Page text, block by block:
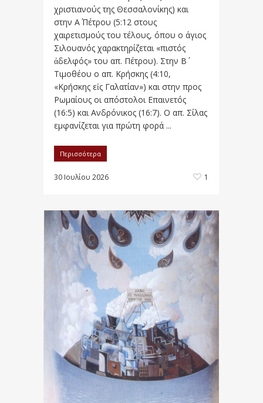
χριστιανούς της Θεσσαλονίκης) και
στην Α΄ Πέτρου (5:12 στους
χαιρετισμούς του τέλους, όπου ο άγιος
Σιλουανός χαρακτηρίζεται «πιστός
ἀδελφός» του απ. Πέτρου). Στην Β΄
Τιμοθέου ο απ. Κρήσκης (4:10,
«Κρήσκης εἰς Γαλατίαν») και στην προς
Ρωμαίους οι απόστολοι Επαινετός
(16:5) και Ανδρόνικος (16:7). Ο απ. Σίλας
εμφανίζεται για πρώτη φορά ...
Περισσότερα
30 Ιουλίου 2026 1